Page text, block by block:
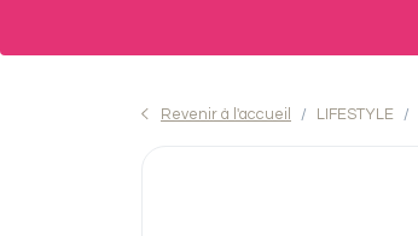
Revenir à l'accueil LIFESTYLE